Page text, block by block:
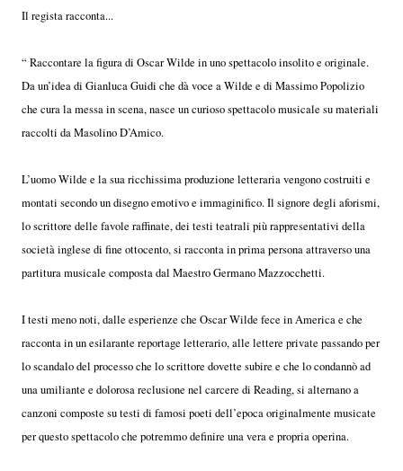
Il regista racconta...
“ Raccontare la figura di Oscar Wilde in uno spettacolo insolito e originale.
Da un’idea di Gianluca Guidi che dà voce a Wilde e di Massimo Popolizio
che cura la messa in scena, nasce un curioso spettacolo musicale su materiali
raccolti da Masolino D’Amico.
L’uomo Wilde e la sua ricchissima produzione letteraria vengono costruiti e
montati secondo un disegno emotivo e immaginifico. Il signore degli aforismi,
lo scrittore delle favole raffinate, dei testi teatrali più rappresentativi della
società inglese di fine ottocento, si racconta in prima persona attraverso una
partitura musicale composta dal Maestro Germano Mazzocchetti.
I testi meno noti, dalle esperienze che Oscar Wilde fece in America e che
racconta in un esilarante reportage letterario, alle lettere private passando per
lo scandalo del processo che lo scrittore dovette subire e che lo condannò ad
una umiliante e dolorosa reclusione nel carcere di Reading, si alternano a
canzoni composte su testi di famosi poeti dell’epoca originalmente musicate
per questo spettacolo che potremmo definire una vera e propria operina.